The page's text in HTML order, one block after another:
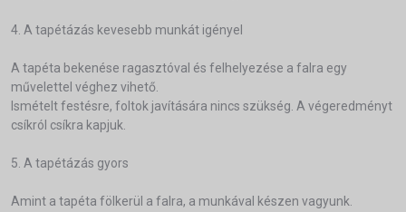
4. A tapétázás kevesebb munkát igényel
A tapéta bekenése ragasztóval és felhelyezése a falra egy
művelettel véghez vihető.
Ismételt festésre, foltok javítására nincs szükség. A végeredményt
csíkról csíkra kapjuk.
5. A tapétázás gyors
Amint a tapéta fölkerül a falra, a munkával készen vagyunk.